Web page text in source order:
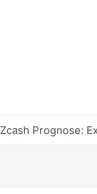
Zcash Prognose: